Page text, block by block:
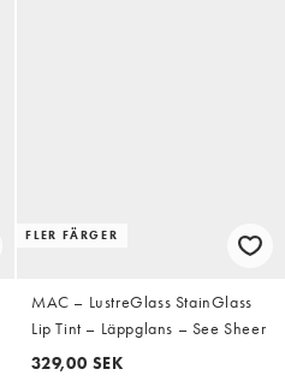
FLER FÄRGER
MAC – LustreGlass StainGlass
Lip Tint – Läppglans – See Sheer
329,00 SEK